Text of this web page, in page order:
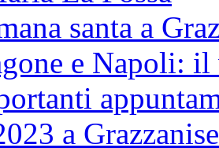
santa a
e Napoli:
a